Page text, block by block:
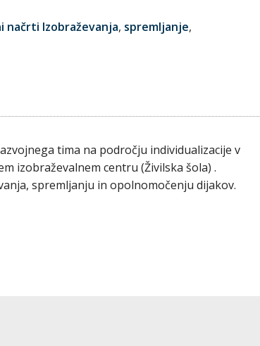
načrti Izobraževanja, spremljanje,
tima na področju individualizacije v
izobraževalnem centru (Živilska šola) .
spremljanju in opolnomočenju dijakov.